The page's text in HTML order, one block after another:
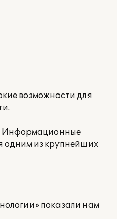
возможности для
Информационные
одним из крупнейших
показали нам